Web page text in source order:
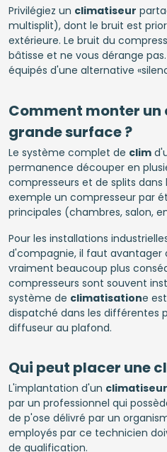
Privilégiez un climatiseur
multisplit), dont le bruit est
extérieure. Le bruit du
bâtisse et ne vous dérange
équipés d'une alternative
Comment monter
grande surface ?
Le système complet de clim
permanence découper en
compresseurs et de splits dans
exemple un compresseur par
principales (chambres, salon,
Pour les installations
d'compagnie, il faut avantager
vraiment beaucoup plus
compresseurs sont souvent
système de climatisatione
dispatché dans les différentes
diffuseur au plafond.
Qui peut placer une
L'implantation d'un climatiseur
par un professionnel qui
de p'ose délivré par un
employés par ce technicien
de qualification.